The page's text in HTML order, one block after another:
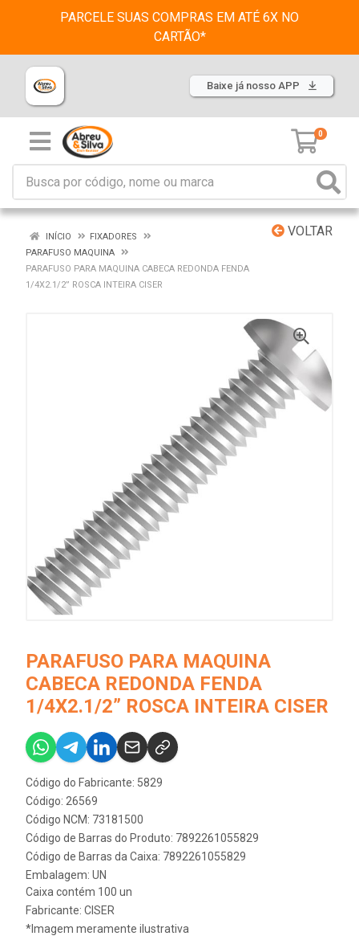
PARCELE SUAS COMPRAS EM ATÉ 6X NO
CARTÃO*
Baixe já nosso APP
0
VOLTAR
INÍCIO
FIXADORES
PARAFUSO MAQUINA
PARAFUSO PARA MAQUINA CABECA REDONDA FENDA
1/4X2.1/2” ROSCA INTEIRA CISER
PARAFUSO PARA MAQUINA
CABECA REDONDA FENDA
1/4X2.1/2” ROSCA INTEIRA CISER
Código do Fabricante: 5829
Código: 26569
Código NCM: 73181500
Código de Barras do Produto: 7892261055829
Código de Barras da Caixa: 7892261055829
Embalagem: UN
Caixa contém 100 un
Fabricante: CISER
*Imagem meramente ilustrativa